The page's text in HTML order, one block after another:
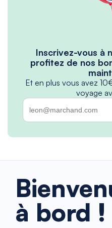
Inscrivez-vous à
profitez de nos
Et en plus vous avez
voyage
à bord !